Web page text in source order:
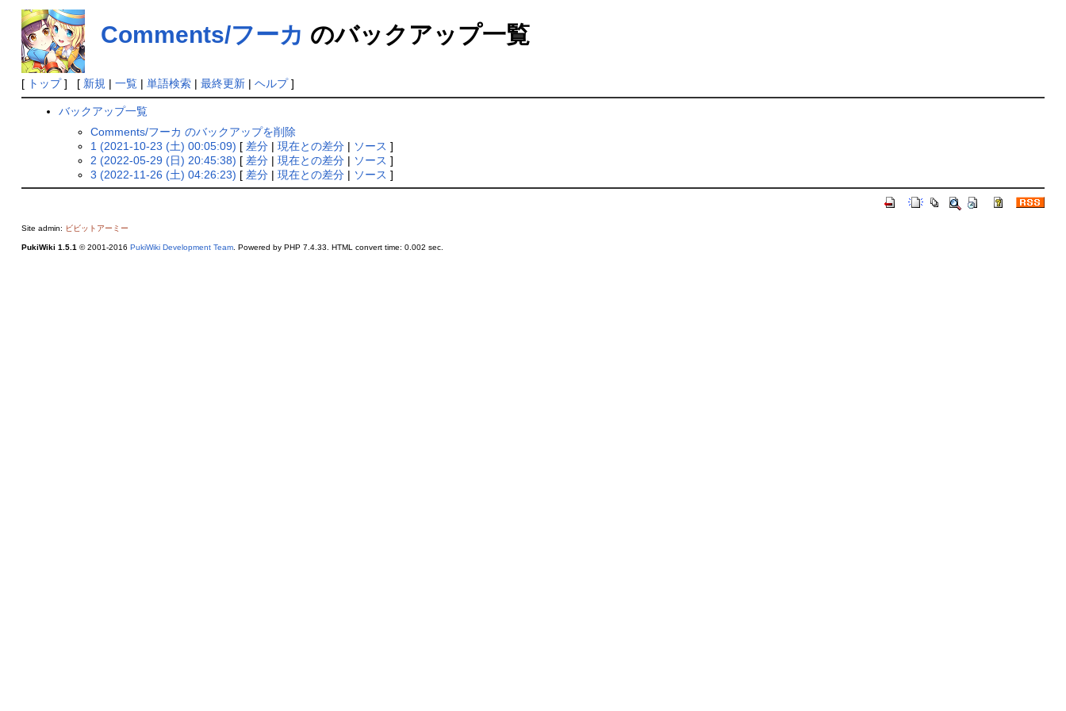
Comments/フーカ のバックアップ一覧
[ トップ] [ 新規 | 一覧| 単語検索| 最終更新| ヘルプ]
バックアップ一覧
Comments/フーカ のバックアップを削除
1 (2021-10-23 (土) 00:05:09) [ 差分 |現在との差分 | ソース ]
2 (2022-05-29 (日) 20:45:38) [ 差分 |現在との差分 | ソース ]
3 (2022-11-26 (土) 04:26:23) [ 差分 |現在との差分 | ソース ]
Site admin: ビビットアーミー
PukiWiki 1.5.1 © 2001-2016 PukiWiki Development Team. Powered by PHP 7.4.33. HTML convert time: 0.002 sec.